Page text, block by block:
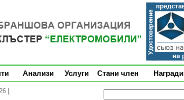
Анализи Услуги Стани член Награди
|